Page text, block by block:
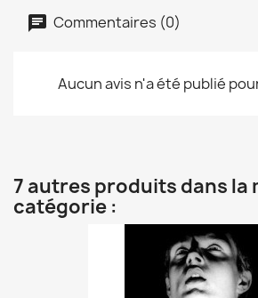
Commentaires (0)
Aucun avis n'a été publié
7 autres produits dans la
catégorie :